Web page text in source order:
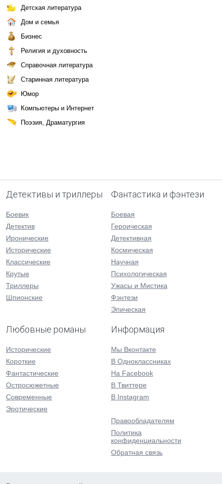
Детская литература
Дом и семья
Бизнес
Религия и духовность
Справочная литература
Старинная литература
Юмор
Компьютеры и Интернет
Поэзия, Драматургия
Детективы и триллеры
Боевик
Детектив
Иронические
Исторические
Классические
Крутые
Триллеры
Шпионские
Фантастика и фэнтези
Боевая
Героическая
Детективная
Космическая
Научная
Психологическая
Ужасы и Мистика
Фэнтези
Эпическая
Любовные романы
Исторические
Короткие
Фантастические
Остросюжетные
Современные
Эротические
Информация
Мы Вконтакте
В Одноклассниках
На Facebook
В Твиттере
В Instagram
Правообладателям
Политика
конфиденциальности
Обратная связь